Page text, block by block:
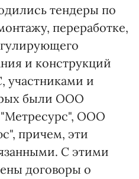
тендеры по
переработке,
и конструкций
участниками и
были ООО
ООО
причем, эти
С этими
договоры о